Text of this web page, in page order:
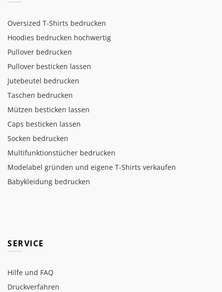
Oversized T-Shirts bedrucken
Hoodies bedrucken hochwertig
Pullover bedrucken
Pullover besticken lassen
Jutebeutel bedrucken
Taschen bedrucken
Mützen besticken lassen
Caps besticken lassen
Socken bedrucken
Multifunktionstücher bedrucken
Modelabel gründen und eigene T-Shirts verkaufen
Babykleidung bedrucken
SERVICE
Hilfe und FAQ
Druckverfahren